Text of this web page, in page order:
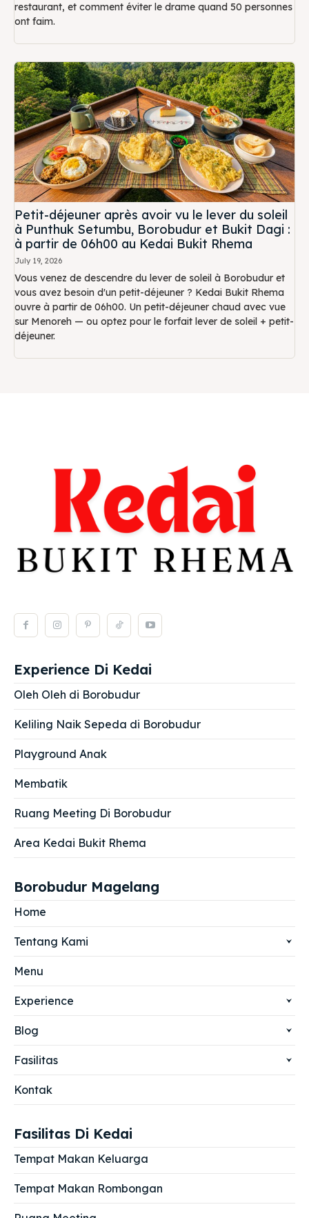
restaurant, et comment éviter le drame quand 50 personnes
ont faim.
Petit-déjeuner après avoir vu le lever du soleil
à Punthuk Setumbu, Borobudur et Bukit Dagi :
à partir de 06h00 au Kedai Bukit Rhema
July 19, 2026
Vous venez de descendre du lever de soleil à Borobudur et
vous avez besoin d'un petit-déjeuner ? Kedai Bukit Rhema
ouvre à partir de 06h00. Un petit-déjeuner chaud avec vue
sur Menoreh — ou optez pour le forfait lever de soleil + petit-
déjeuner.
Experience Di Kedai
Oleh Oleh di Borobudur
Keliling Naik Sepeda di Borobudur
Playground Anak
Membatik
Ruang Meeting Di Borobudur
Area Kedai Bukit Rhema
Borobudur Magelang
Home
Tentang Kami
Menu
Experience
Blog
Fasilitas
Kontak
Fasilitas Di Kedai
Tempat Makan Keluarga
Tempat Makan Rombongan